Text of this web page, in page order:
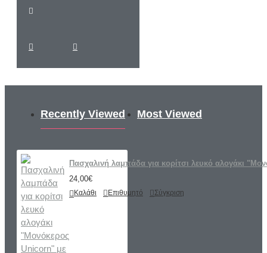
Recently Viewed Most Viewed
Πασχαλινή λαμπάδα για κορίτσι λευκό αλογάκι
24,00€
Καλάθι Επιθυμητό Σύγκριση